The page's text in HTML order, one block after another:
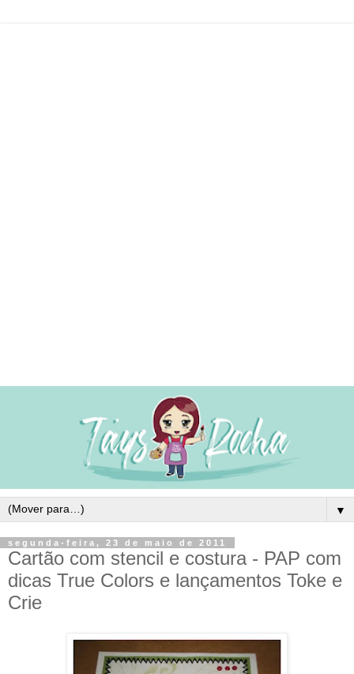
▼
segunda-feira, 23 de maio de 2011
Cartão com stencil e costura - PAP com
dicas True Colors e lançamentos Toke e
Crie